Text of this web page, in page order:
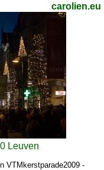
carolien.eu
Leuven
VTMkerstparade2009 -